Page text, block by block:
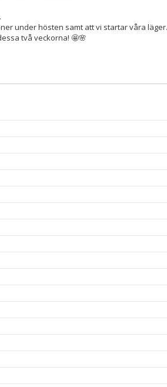
under hösten samt att vi startar våra läger.
två veckorna! 🤩🌸